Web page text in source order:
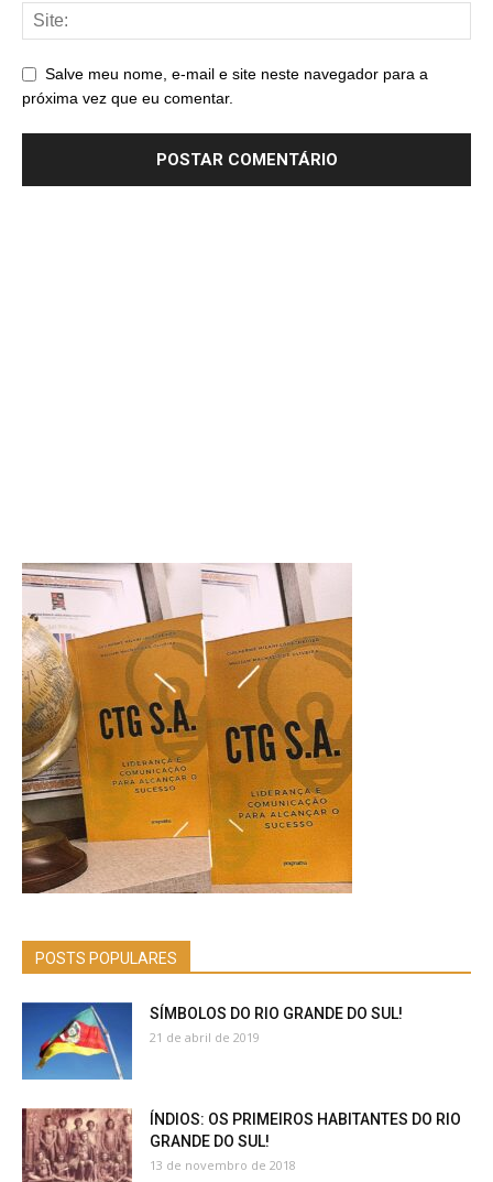
Salve meu nome, e-mail e site neste navegador para a
próxima vez que eu comentar.
POSTS POPULARES
SÍMBOLOS DO RIO GRANDE DO SUL!
21 de abril de 2019
ÍNDIOS: OS PRIMEIROS HABITANTES DO RIO
GRANDE DO SUL!
13 de novembro de 2018